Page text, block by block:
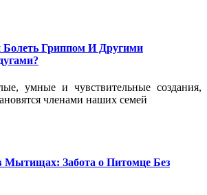
Гриппом И Другими
умные и чувствительные создания,
членами наших семей
Мытищах: Забота о Питомце Без